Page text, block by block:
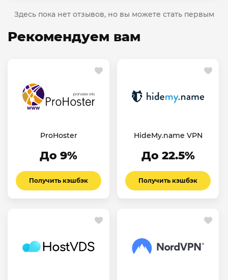
Здесь пока нет отзывов, но вы можете стать первым
Рекомендуем вам
ProHoster
До 9%
Получить кэшбэк
HideMy.name VPN
До 22.5%
Получить кэшбэк